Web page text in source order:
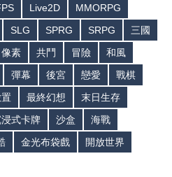
Live2D
MMORPG
SLG SPRG SRPG
三國
像素 共鬥 冒險
和風
彈幕 後宮 戀愛
戰棋
最終幻想
末日生存
式卡牌 沙盒
海戰
金光布袋戲
開放世界